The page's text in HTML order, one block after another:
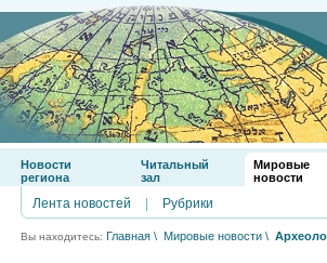
Новости
региона
Читальный
зал
Мировые
новости
Лента новостей Рубрики
Вы находитесь: Главная \ Мировые новости \